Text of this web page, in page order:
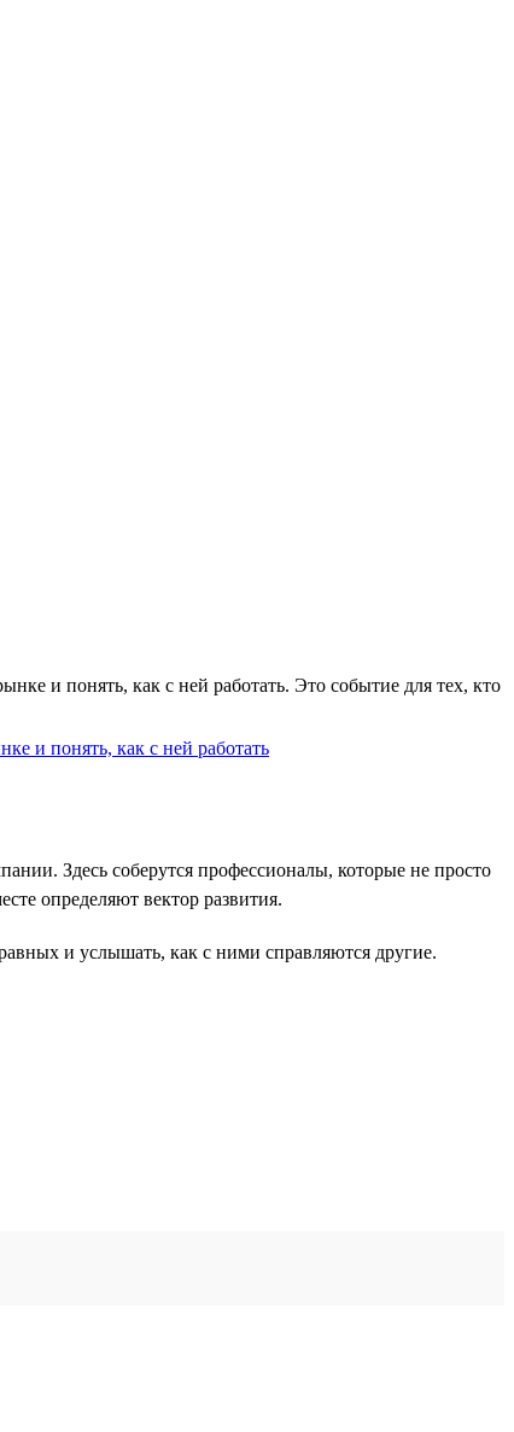
и понять, как с ней работать. Это событие для тех, кто
Здесь соберутся профессионалы, которые не просто
определяют вектор развития.
и услышать, как с ними справляются другие.